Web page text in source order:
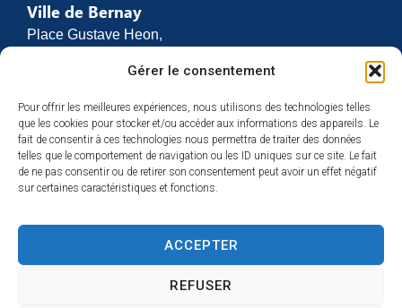
Gérer le consentement
Pour offrir les meilleures expériences, nous utilisons des technologies telles
que les cookies pour stocker et/ou accéder aux informations des appareils. Le
fait de consentir à ces technologies nous permettra de traiter des données
telles que le comportement de navigation ou les ID uniques sur ce site. Le fait
de ne pas consentir ou de retirer son consentement peut avoir un effet négatif
sur certaines caractéristiques et fonctions.
ACCEPTER
REFUSER
Ville de Bernay
Place Gustave Heon,
27307 BERNAY
02 32 46 63 00
Contact
Horaires d’ouverture
Du lundi au vendredi :
et de 13h30 à 17h